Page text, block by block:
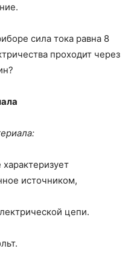
сила тока равна 8
проходит через
источником,
цепи.